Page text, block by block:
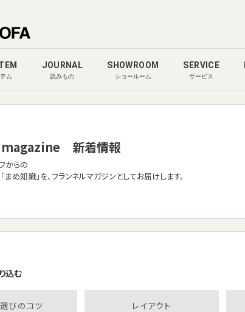
ム
JOURNAL
読みもの
SHOWROOM
ショールーム
SERVICE
サービス
magazine 新着情報
からの
まめ知識」を、フランネルマガジンとしてお届けします。
込む
びのコツ レイアウト